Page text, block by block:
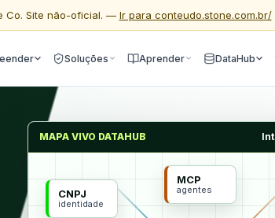
Co. Site não-oficial. — Ir para conteudo.stone.com.br/
Soluções Aprender DataHub
MAPA VIVO DATAHUB
CNPJ
identidade
MCP
agentes